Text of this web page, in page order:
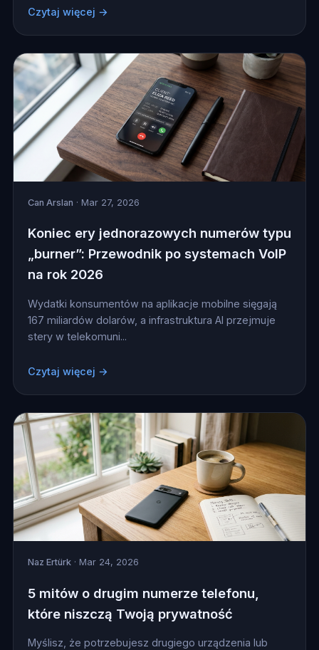
Czytaj więcej →
Can Arslan · Mar 27, 2026
Koniec ery jednorazowych numerów typu
„burner”: Przewodnik po systemach VoIP
na rok 2026
Wydatki konsumentów na aplikacje mobilne sięgają
167 miliardów dolarów, a infrastruktura AI przejmuje
stery w telekomuni...
Czytaj więcej →
Naz Ertürk· Mar 24, 2026
5 mitów o drugim numerze telefonu,
które niszczą Twoją prywatność
Myślisz, że potrzebujesz drugiego urządzenia lub